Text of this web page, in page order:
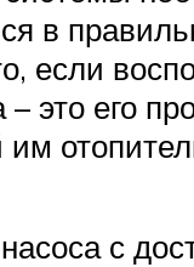
в
если
это его
с